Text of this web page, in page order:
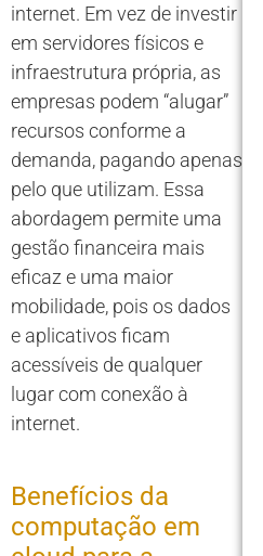
internet. Em vez de investir
em servidores físicos e
infraestrutura própria, as
empresas podem “alugar”
recursos conforme a
demanda, pagando apenas
pelo que utilizam. Essa
abordagem permite uma
gestão financeira mais
eficaz e uma maior
mobilidade, pois os dados
e aplicativos ficam
acessíveis de qualquer
lugar com conexão à
internet.
Benefícios da
computação em